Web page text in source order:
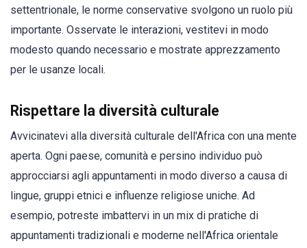
settentrionale, le norme conservative svolgono un ruolo più
importante. Osservate le interazioni, vestitevi in modo
modesto quando necessario e mostrate apprezzamento
per le usanze locali.
Rispettare la diversità culturale
Avvicinatevi alla diversità culturale dell'Africa con una mente
aperta. Ogni paese, comunità e persino individuo può
approcciarsi agli appuntamenti in modo diverso a causa di
lingue, gruppi etnici e influenze religiose uniche. Ad
esempio, potreste imbattervi in un mix di pratiche di
appuntamenti tradizionali e moderne nell'Africa orientale